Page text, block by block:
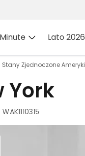
Lato 2026
Stany Zjednoczone Ameryki
York
WAK1110315